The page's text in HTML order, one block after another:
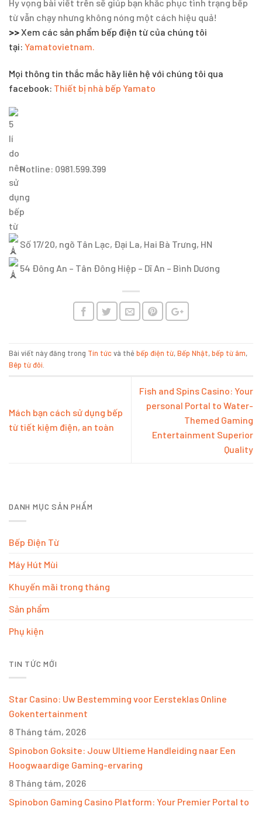
DANH MỤC SẢN PHẨM
Bếp Điện Từ
Máy Hút Mùi
Khuyến mãi trong tháng
Sản phẩm
Phụ kiện
TIN TỨC MỚI
Star Casino: Uw Bestemming voor Eersteklas Online
Gokentertainment
8 Tháng tám, 2026
Spinobon Goksite: Jouw Ultieme Handleiding naar Een
Hoogwaardige Gaming-ervaring
8 Tháng tám, 2026
Spinobon Gaming Casino Platform: Your Premier Portal to
Hy vọng bài viết trên sẽ giúp bạn khắc phục tình trạng bếp
từ vẫn chạy nhưng không nóng một cách hiệu quả!
>>Xem các sản phẩm bếp điện từ của chúng tôi
tại: Yamatovietnam.
Mọi thông tin thắc mắc hãy liên hệ với chúng tôi qua
facebook: Thiết bị nhà bếp Yamato
Hotline: 0981.599.399
Số 17/20, ngõ Tân Lạc, Đại La, Hai Bà Trưng, HN
54 Đông An – Tân Đông Hiệp – Dĩ An – Bình Dương
Bài viết này đăng trong Tin tức và thẻbếp điện từ,Bếp Nhật,bếp từ âm,
Bêp từ đôi
Mách bạn cách sử dụng bếp
từ tiết kiệm điện, an toàn
Fish and Spins Casino: Your
personal Portal to Water-
Themed Gaming
Entertainment Superior
Quality